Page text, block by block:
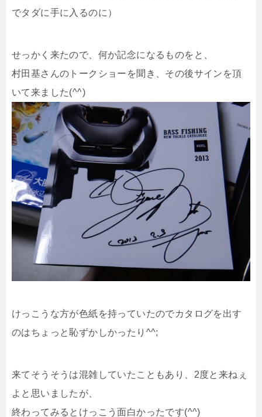
でタダに手に入るのに）
せっかく来たので、何か記念になるものをと、
村田基さんのトークショーを聞き、その後サインを頂
いて来ました(^^)
けっこうな方が色紙を持っていたのでカタログを出す
のはちょっと恥ずかしかったり^^;
来てそうそうは混雑していたこともあり、2度と来ねぇ
よと思いましたが、
終わってみるとけっこう面白かったです(^^)